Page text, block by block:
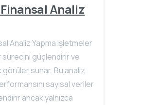
Analiz
Analiz Yapma işletmeler
güçlendirir ve
sunar. Bu analiz
sayısal veriler
ancak yalnızca